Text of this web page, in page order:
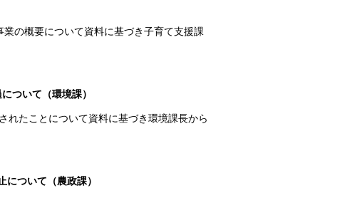
の概要について資料に基づき子育て支援課
ついて（環境課）
れたことについて資料に基づき環境課長から
ついて（農政課）